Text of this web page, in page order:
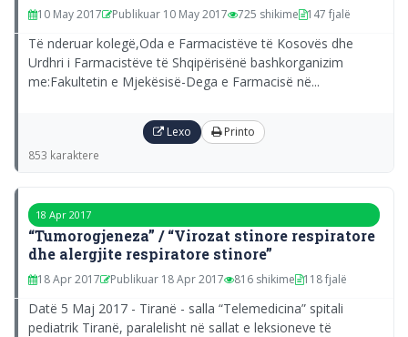
10 May 2017 Publikuar 10 May 2017 725 shikime 147 fjalë
Të nderuar kolegë,Oda e Farmacistëve të Kosovës dhe
Urdhri i Farmacistëve të Shqipërisënë bashkorganizim
me:Fakultetin e Mjekësisë-Dega e Farmacisë në...
Lexo Printo
853 karaktere
18 Apr 2017
“Tumorogjeneza” / “Virozat stinore respiratore
dhe alergjite respiratore stinore”
18 Apr 2017 Publikuar 18 Apr 2017 816 shikime 118 fjalë
Datë 5 Maj 2017 - Tiranë - salla “Telemedicina” spitali
pediatrik Tiranë, paralelisht në sallat e leksioneve të